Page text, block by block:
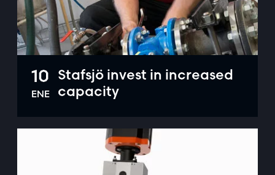
10
ENE
Stafsjö invest in increased
capacity